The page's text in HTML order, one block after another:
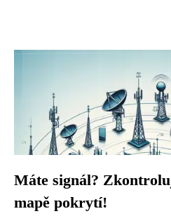
Máte signál?
mapě pokrytí!